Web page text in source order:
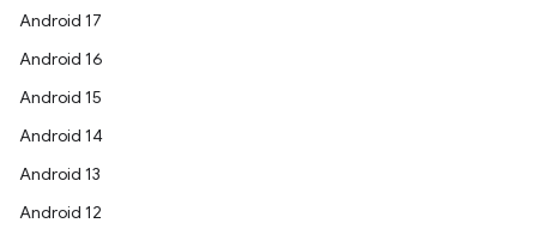
Android 17
Android 16
Android 15
Android 14
Android 13
Android 12